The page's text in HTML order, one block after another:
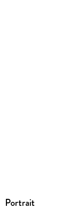
Portrait